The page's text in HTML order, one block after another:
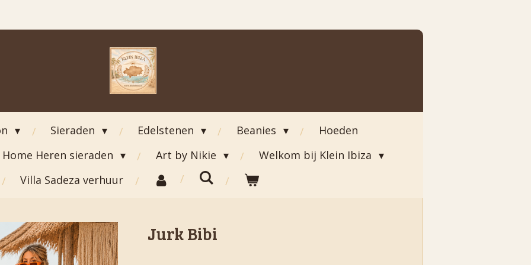
Sieraden Edelstenen Beanies
Hoeden
Home Heren sieraden Art by Nikie
Welkom bij Klein Ibiza
Villa Sadeza verhuur
Jurk Bibi